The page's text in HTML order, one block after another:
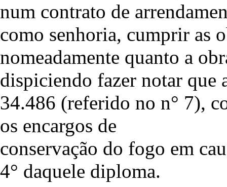
num contrato de
como senhoria, cumprir as
nomeadamente quanto a
dispiciendo fazer notar que
34.486 (referido no n° 7),
os encargos de
conservação do fogo em
4° daquele diploma.